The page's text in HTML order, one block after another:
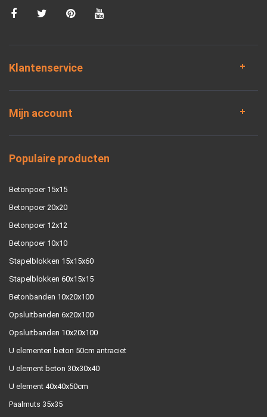
Klantenservice
Mijn account
Populaire producten
Betonpoer 15x15
Betonpoer 20x20
Betonpoer 12x12
Betonpoer 10x10
Stapelblokken 15x15x60
Stapelblokken 60x15x15
Betonbanden 10x20x100
Opsluitbanden 6x20x100
Opsluitbanden 10x20x100
U elementen beton 50cm antraciet
U element beton 30x30x40
U element 40x40x50cm
Paalmuts 35x35